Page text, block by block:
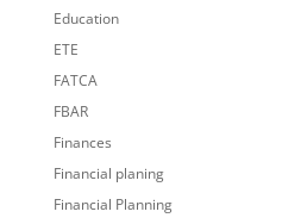
Education
ETE
FATCA
FBAR
Finances
Financial planing
Financial Planning